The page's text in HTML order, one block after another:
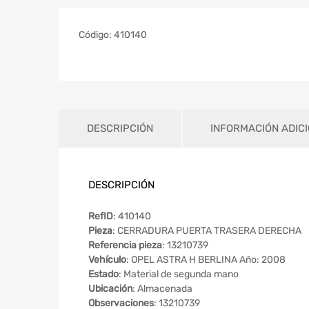
Código: 410140
DESCRIPCIÓN INFORMACIÓN
DESCRIPCIÓN
RefID: 410140
Pieza: CERRADURA PUERTA TRASERA DERECHA
Referencia pieza: 13210739
Vehículo: OPEL ASTRA H BERLINA Año: 2008
Estado: Material de segunda mano
Ubicación: Almacenada
Observaciones: 13210739